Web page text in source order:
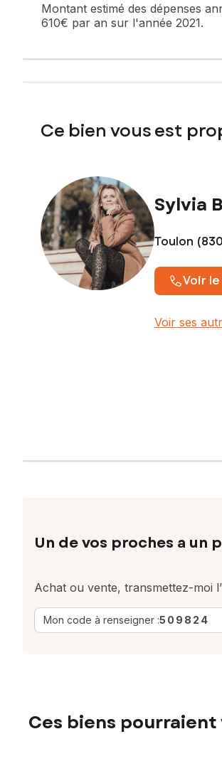
Montant estimé des dépenses
610€ par an sur l'année 2021.
Ce bien vous est
Sylvia
Toulon
Voir
Voir ses
Un de vos proches a un
Achat ou vente, transmettez-moi
Mon code à renseigner :509824
Ces biens pourraient